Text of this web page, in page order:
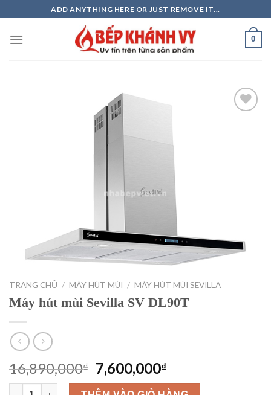
to
content
ADD ANYTHING HERE OR JUST REMOVE IT...
0
TRANG CHỦ / MÁY HÚT MÙI / MÁY HÚT MÙI SEVILLA
Máy hút mùi Sevilla SV DL90T
16,890,000₫ Giá
gốc
7,600,000₫Giá
hiện
Máy hút mùi Sevilla SV DL90T số lượng